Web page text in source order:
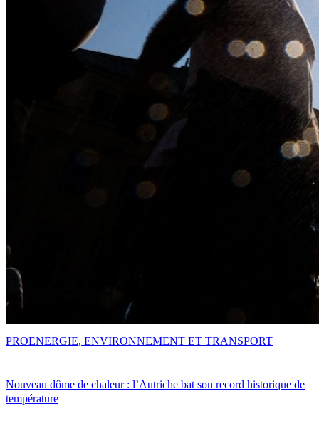
Nouveau dôme de chaleur : l’Autriche bat son record historique de
température
PROENERGIE, ENVIRONNEMENT ET TRANSPORT